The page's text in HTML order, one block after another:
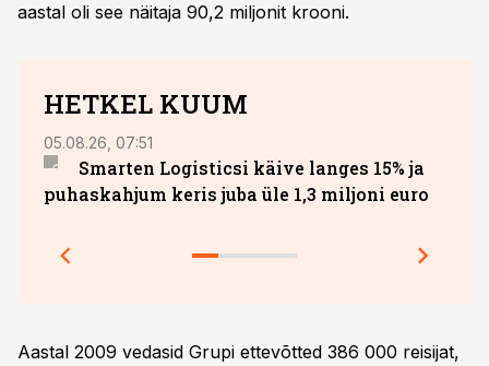
aastal oli see näitaja 90,2 miljonit krooni.
HETKEL KUUM
05.08.26, 07:51
Smarten Logisticsi käive langes 15% ja
puhaskahjum keris juba üle 1,3 miljoni euro
Aastal 2009 vedasid Grupi ettevõtted 386 000 reisijat,